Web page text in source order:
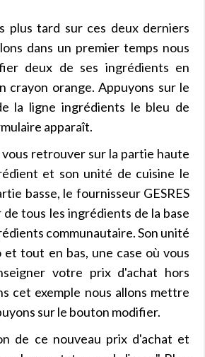
plus tard sur ces deux derniers
dans un premier temps nous
deux de ses ingrédients en
crayon orange. Appuyons sur le
la ligne ingrédients le bleu de
apparaît.
retrouver sur la partie haute
et son unité de cuisine le
basse, le fournisseur GESRES
tous les ingrédients de la base
communautaire. Son unité
et tout en bas, une case où vous
votre prix d'achat hors
cet exemple nous allons mettre
sur le bouton modifier.
de ce nouveau prix d'achat et